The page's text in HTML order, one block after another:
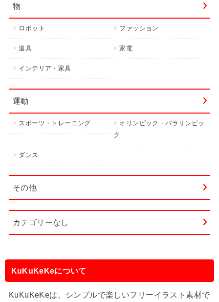
物
ロボット ファッション
道具 家電
インテリア・家具
運動
スポーツ・トレーニング
オリンピック・パラリンピッ
ク
ダンス
その他
カテゴリーなし
KuKuKeKeについて
KuKuKeKeは、シンプルで楽しいフリーイラスト素材で